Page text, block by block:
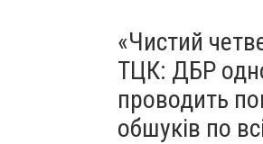
«Чистий
ТЦК: ДБР
проводить
обшуків по